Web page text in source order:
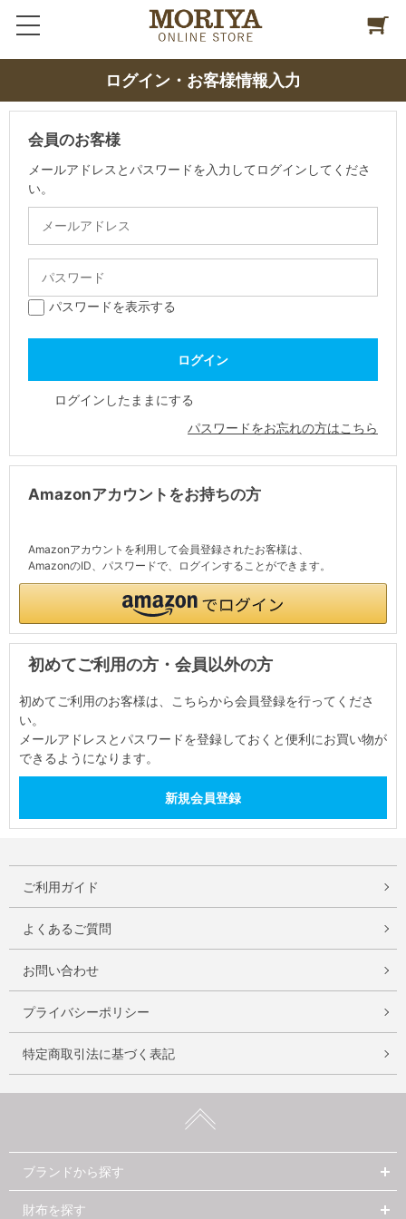
ログイン・お客様情報入力
会員のお客様
メールアドレスとパスワードを入力してログインしてくださ
い。
パスワードを表示する
ログインしたままにする
パスワードをお忘れの方はこちら
Amazonアカウントをお持ちの方
Amazonアカウントを利用して会員登録されたお客様は、
AmazonのID、パスワードで、ログインすることができます。
初めてご利用の方・会員以外の方
初めてご利用のお客様は、こちらから会員登録を行ってくださ
い。
メールアドレスとパスワードを登録しておくと便利にお買い物が
できるようになります。
ご利用ガイド
よくあるご質問
お問い合わせ
プライバシーポリシー
特定商取引法に基づく表記
ブランドから探す
財布を探す